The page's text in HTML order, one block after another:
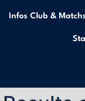
Infos Club &